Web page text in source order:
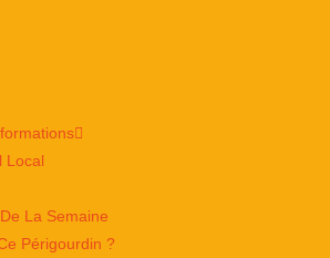
Local
La Semaine
Périgourdin ?